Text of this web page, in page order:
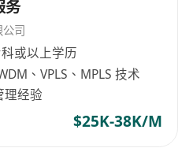
务
司
或以上学历
、VPLS、MPLS 技术
理经验
$25K-38K/M